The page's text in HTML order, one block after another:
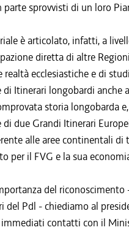
sprovvisti di un loro
è articolato, infatti, a
diretta di altre
realtà ecclesiastiche e di
di Itinerari longobardi anche
storia longobarda
di due Grandi Itinerari
alle aree continentali di
per il FVG e la sua
del riconoscimento
del Pdl - chiediamo al
immediati contatti con il